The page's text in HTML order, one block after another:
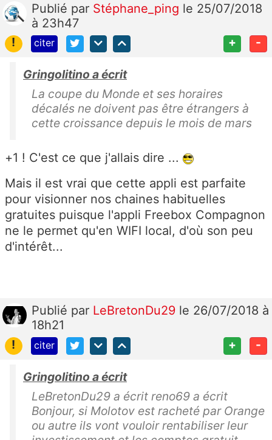
Publié par Stéphane_ping le 25/07/2018
à 23h47
!
citer + -
Gringolitino a écrit
La coupe du Monde et ses horaires
décalés ne doivent pas être étrangers à
cette croissance depuis le mois de mars
+1 ! C'est ce que j'allais dire ...
Mais il est vrai que cette appli est parfaite
pour visionner nos chaines habituelles
gratuites puisque l'appli Freebox Compagnon
ne le permet qu'en WIFI local, d'où son peu
d'intérêt...
Publié par LeBretonDu29 le 26/07/2018 à
18h21
!
citer + -
Gringolitino a écrit
LeBretonDu29 a écrit reno69 a écrit
Bonjour, si Molotov est racheté par Orange
ou autre ils vont vouloir rentabiliser leur